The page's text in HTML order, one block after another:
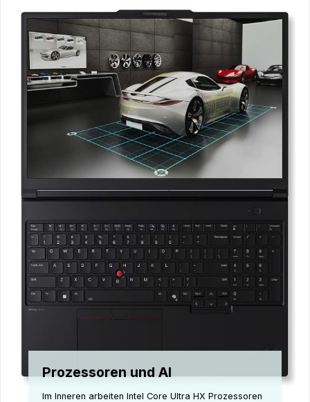
Prozessoren und AI
Im Inneren arbeiten Intel Core Ultra HX Prozessoren